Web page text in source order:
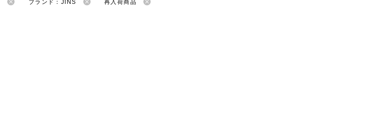
ブランド：JINS 再入荷商品